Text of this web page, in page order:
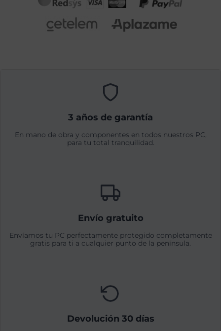
3 años de garantía
En mano de obra y componentes en todos nuestros PC,
para tu total tranquilidad.
Envío gratuito
Envíamos tu PC perfectamente protegido completamente
gratis para ti a cualquier punto de la península.
Devolución 30 días